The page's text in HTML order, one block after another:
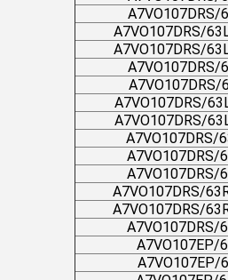
A7VO107DRS/
A7VO107DRS/
A7VO107DRS/
A7VO107DRS/
A7VO107DRS/
A7VO107DRS/
A7VO107DRS/
A7VO107DRS/
A7VO107DRS/
A7VO107DRS/
A7VO107DRS/
A7VO107DRS/
A7VO107DRS/
A7VO107EP/
A7VO107EP/